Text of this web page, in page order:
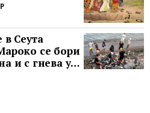
за
на
в Сеута
се бори
и с гнева у